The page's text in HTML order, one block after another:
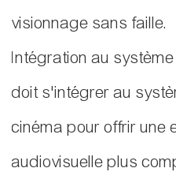
visionnage sans faille.
Intégration au
doit s'intégrer au
cinéma pour offrir une
audiovisuelle plus